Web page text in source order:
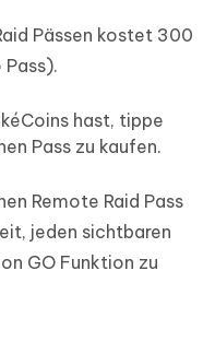
Pässen kostet 300
hast, tippe
Pass zu kaufen.
Remote Raid Pass
jeden sichtbaren
GO Funktion zu